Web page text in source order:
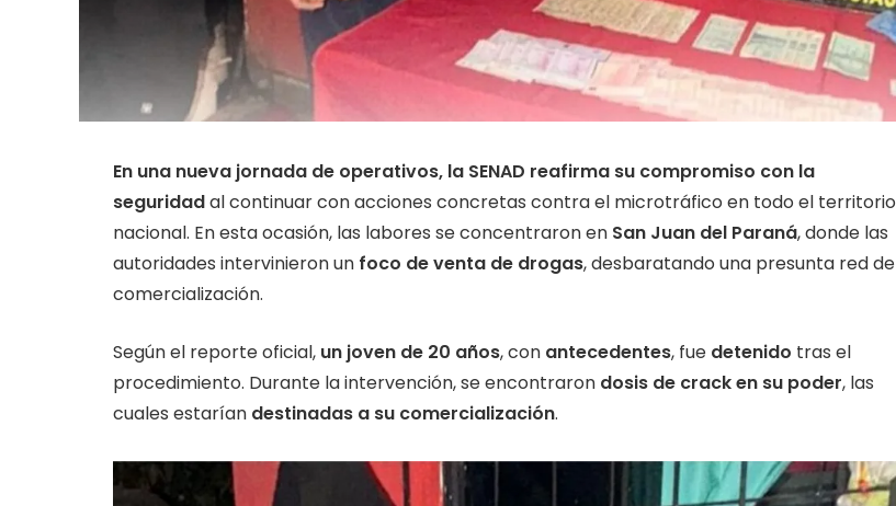
En una nueva jornada de operativos, la SENAD reafirma su compromiso con la
seguridadal continuar con acciones concretas contra el microtráfico en todo el territorio
nacional. En esta ocasión, las labores se concentraron en San Juan del Paraná, donde las
autoridades intervinieron un foco de venta de drogas, desbaratando una presunta red de
comercialización.
Según el reporte oficial, un joven de 20 años, con antecedentes, fue detenido tras el
procedimiento. Durante la intervención, se encontraron dosis de crack en su poder, las
cuales estarían destinadas a su comercialización.